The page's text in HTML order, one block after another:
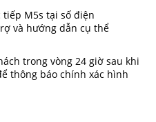
M5s tại số điện
và hướng dẫn cụ thể
trong vòng 24 giờ sau khi
thông báo chính xác hình